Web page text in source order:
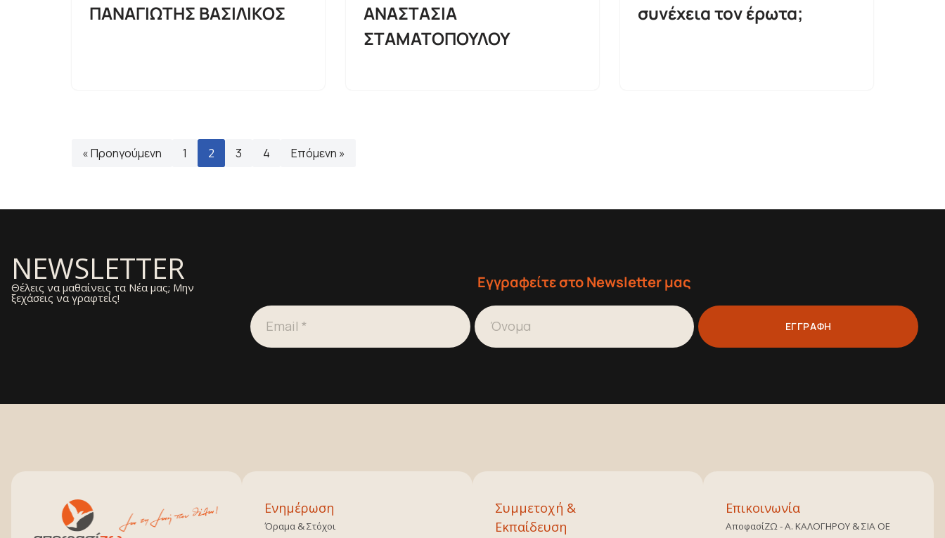
ΠΑΝΑΓΙΩΤΗΣ ΒΑΣΙΛΙΚΟΣ
ΑΝΑΣΤΑΣΙΑ
ΣΤΑΜΑΤΟΠΟΥΛΟΥ
συνέχεια τον έρωτα;
« Προηγούμενη 1 2 3 4 Επόμενη »
NEWSLETTER
Θέλεις να μαθαίνεις τα Νέα μας; Μην
ξεχάσεις να γραφτείς!
Εγγραφείτε στο Newsletter μας
ΕΓΓΡΑΦΗ
Ενημέρωση
Όραμα & Στόχοι
Συμμετοχή &
Εκπαίδευση
Επικοινωνία
ΑποφασίΖΩ - Α. ΚΑΛΟΓΗΡΟΥ & ΣΙΑ ΟΕ